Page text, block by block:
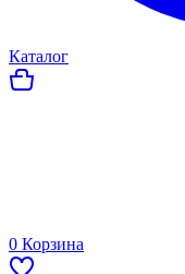
Каталог
0 Корзина